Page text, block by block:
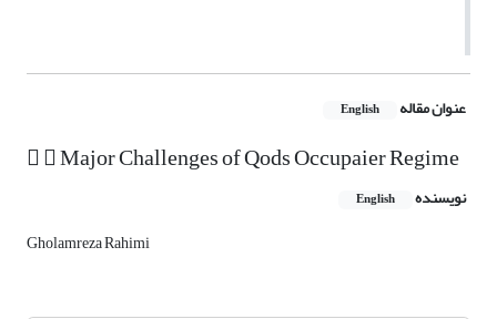
عنوان مقاله English
  Major Challenges of Qods Occupaier Regime
نویسنده English
Gholamreza Rahimi